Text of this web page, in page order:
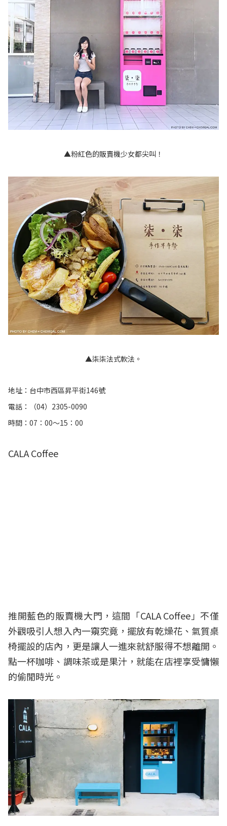
▲粉紅色的販賣機少女都尖叫！
▲柒柒法式軟法。
地址：台中市西區昇平街146號
電話：（04）2305-0090
時間：07：00～15：00
CALA Coffee
推開藍色的販賣機大門，這間「CALA Coffee」不僅
外觀吸引人想入內一窺究竟，擺放有乾燥花、氣質桌
椅擺設的店內，更是讓人一進來就舒服得不想離開。
點一杯咖啡、調味茶或是果汁，就能在店裡享受慵懶
的偷閒時光。